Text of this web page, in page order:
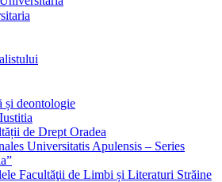
și deontologie
de Drept Oradea
Universitatis Apulensis – Series
Facultăţii de Limbi și Literaturi Străine